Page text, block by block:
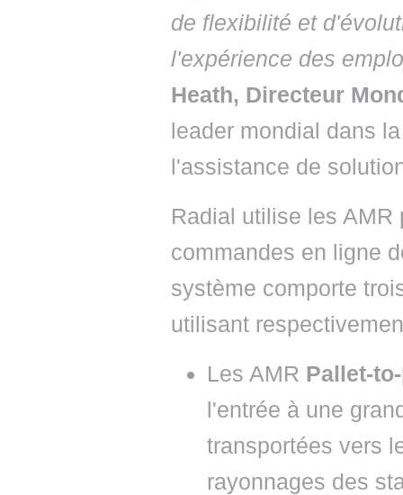
de flexibilité et
l'expérience des
Heath, Directeur
leader mondial dans
l'assistance de
Radial utilise les
commandes en ligne
système comporte
utilisant
Les AMR Pallet-
l'entrée à une
transportées vers
rayonnages des